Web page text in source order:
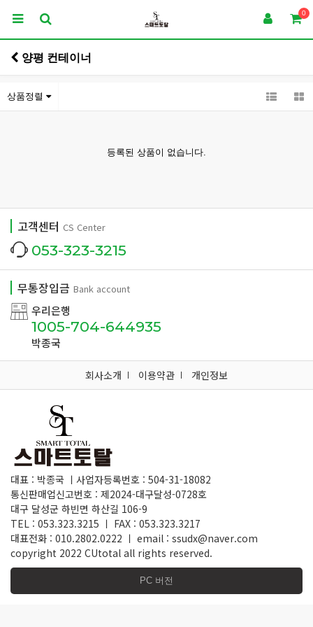
0
양평 컨테이너
상품정렬
등록된 상품이 없습니다.
고객센터 CS Center
053-323-3215
무통장입금 Bank account
우리은행
1005-704-644935
박종국
회사소개 이용약관 개인정보
대표 : 박종국 ㅣ사업자등록번호 : 504-31-18082
통신판매업신고번호 : 제2024-대구달성-0728호
대구 달성군 하빈면 하산길 106-9
TEL : 053.323.3215 ㅣ FAX : 053.323.3217
대표전화 : 010.2802.0222 ㅣ email : ssudx@naver.com
copyright 2022 CUtotal all rights reserved.
PC 버전